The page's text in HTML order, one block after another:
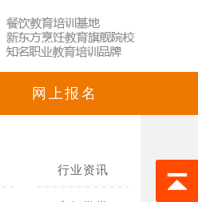
网上报名
行业资讯